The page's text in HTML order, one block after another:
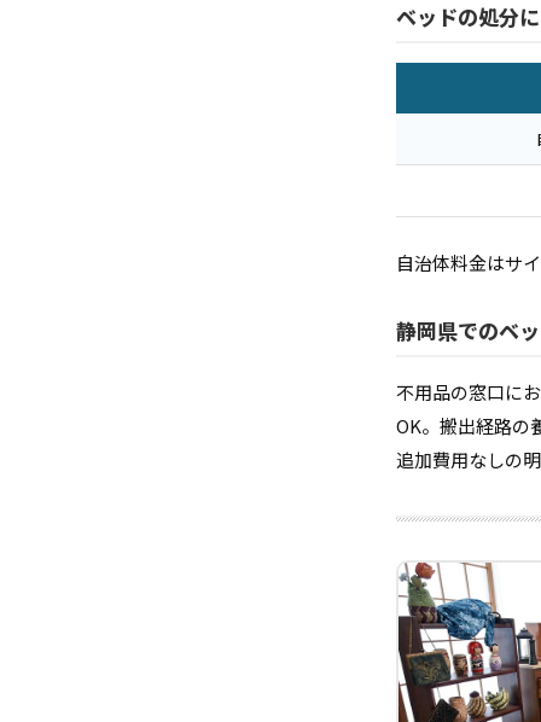
ベッドの処分
自治体料金はサ
静岡県でのベ
不用品の窓口に
OK。搬出経路の
追加費用なしの